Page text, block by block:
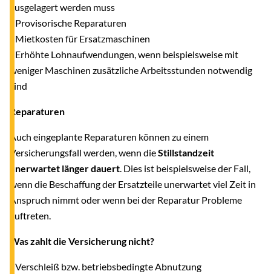
ausgelagert werden muss
- Provisorische Reparaturen
- Mietkosten für Ersatzmaschinen
- Erhöhte Lohnaufwendungen, wenn beispielsweise mit
weniger Maschinen zusätzliche Arbeitsstunden notwendig
sind
Reparaturen
Auch eingeplante Reparaturen können zu einem
Versicherungsfall werden, wenn dieStillstandzeit
unerwartet länger dauert. Dies ist beispielsweise der Fall,
wenn die Beschaffung der Ersatzteile unerwartet viel Zeit in
Anspruch nimmt oder wenn bei der Reparatur Probleme
auftreten.
Was zahlt die Versicherung nicht?
- Verschleiß bzw. betriebsbedingte Abnutzung